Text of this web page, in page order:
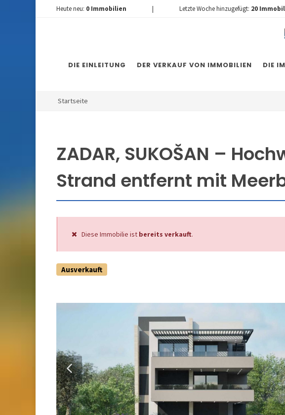
Heute neu: 0 Immobilien | Letzte Woche hinzugefügt: 20
DIE EINLEITUNG DER VERKAUF VON IMMOBILIEN DIE
Startseite
ZADAR, SUKOŠAN –
Strand entfernt mit
Diese Immobilie ist bereits verkauft.
Ausverkauft